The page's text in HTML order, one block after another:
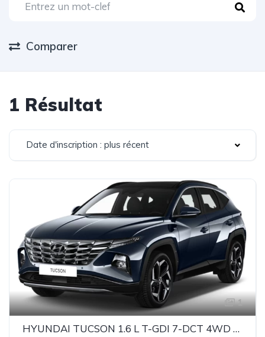
Comparer
1 Résultat
Date d'inscription : plus récent
1
HYUNDAI TUCSON 1.6 L T-GDI 7-DCT 4WD HIGH GRADE